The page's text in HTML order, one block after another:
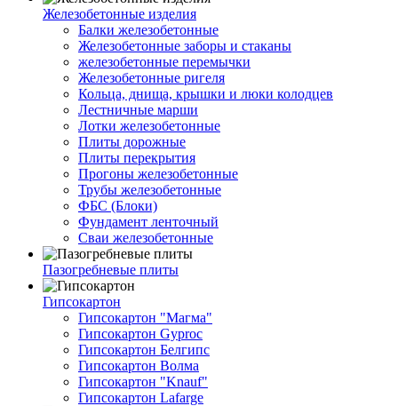
Железобетонные изделия
Балки железобетонные
Железобетонные заборы и стаканы
железобетонные перемычки
Железобетонные ригеля
Кольца, днища, крышки и люки колодцев
Лестничные марши
Лотки железобетонные
Плиты дорожные
Плиты перекрытия
Прогоны железобетонные
Трубы железобетонные
ФБС (Блоки)
Фундамент ленточный
Сваи железобетонные
Пазогребневые плиты
Гипсокартон
Гипсокартон "Магма"
Гипсокартон Gyproc
Гипсокартон Белгипс
Гипсокартон Волма
Гипсокартон "Knauf"
Гипсокартон Lafarge